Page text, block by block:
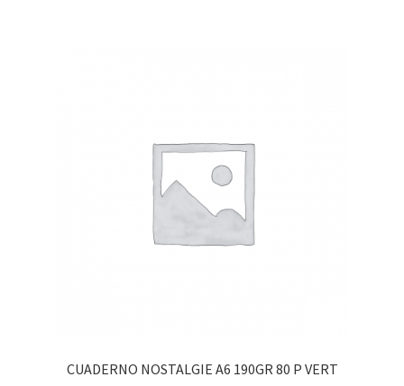
CUADERNO NOSTALGIE A6 190GR 80 P VERT